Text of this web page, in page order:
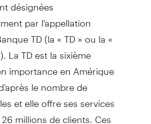
par l'appellation
TD (la « TD » ou la «
La TD est la sixième
importance en Amérique
le nombre de
et elle offre ses services
millions de clients. Ces